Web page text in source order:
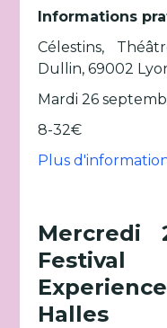
Informations
Célestins,
Dullin, 69002
Mardi 26
8-32€
Plus
Mercredi
Halles